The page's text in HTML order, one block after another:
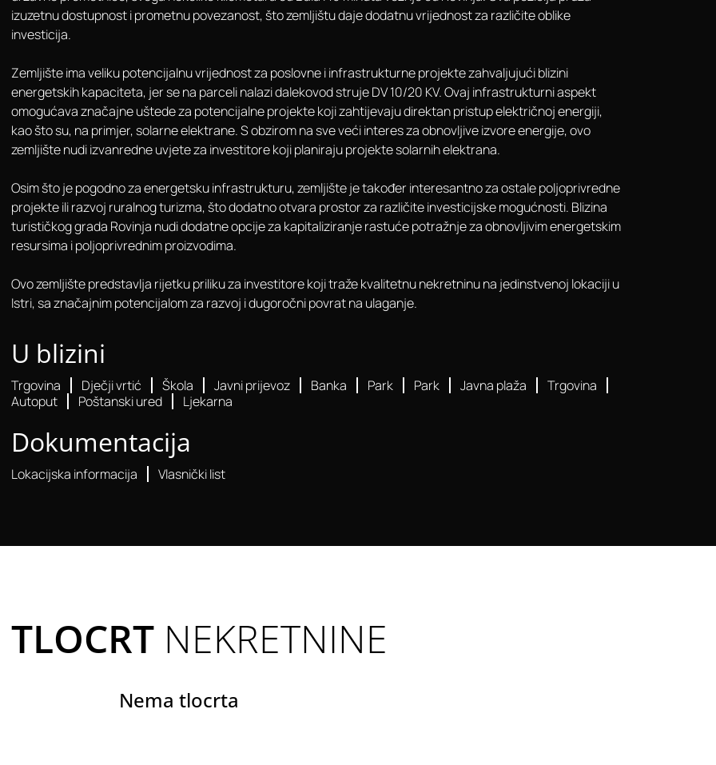
izuzetnu dostupnost i prometnu povezanost, što zemljištu daje dodatnu vrijednost za različite oblike
investicija.
Zemljište ima veliku potencijalnu vrijednost za poslovne i infrastrukturne projekte zahvaljujući blizini
energetskih kapaciteta, jer se na parceli nalazi dalekovod struje DV 10/20 KV. Ovaj infrastrukturni aspekt
omogućava značajne uštede za potencijalne projekte koji zahtijevaju direktan pristup električnoj energiji,
kao što su, na primjer, solarne elektrane. S obzirom na sve veći interes za obnovljive izvore energije, ovo
zemljište nudi izvanredne uvjete za investitore koji planiraju projekte solarnih elektrana.
Osim što je pogodno za energetsku infrastrukturu, zemljište je također interesantno za ostale poljoprivredne
projekte ili razvoj ruralnog turizma, što dodatno otvara prostor za različite investicijske mogućnosti. Blizina
turističkog grada Rovinja nudi dodatne opcije za kapitaliziranje rastuće potražnje za obnovljivim energetskim
resursima i poljoprivrednim proizvodima.
Ovo zemljište predstavlja rijetku priliku za investitore koji traže kvalitetnu nekretninu na jedinstvenoj lokaciji u
Istri, sa značajnim potencijalom za razvoj i dugoročni povrat na ulaganje.
U blizini
Trgovina Dječji vrtić Škola Javni prijevoz Banka Park Park Javna plaža
Trgovina
Autoput
Poštanski ured Ljekarna
Dokumentacija
Lokacijska informacija Vlasnički list
TLOCRT NEKRETNINE
Nema tlocrta